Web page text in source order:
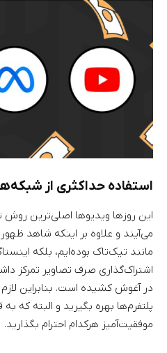
استفاده حداکثری از
این روزها ویدیوها اصلی‌ترین
می‌آیند و علاوه بر اینکه شاهد
مانند تیک‌تاک بوده‌ایم، بلکه
اشتراک‌گذاری صرف تصاویر تمرکز
در آغوش کشیده است. بنابراین
پلتفرم‌ها بهره بگیرید و البته که
موفقیت‌آمیز هرکدام احترام بگذارید.